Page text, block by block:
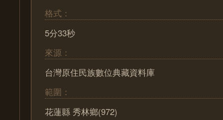
格式：
5分33秒
來源：
台灣原住民族數位典藏資料庫
範圍：
花蓮縣 秀林鄉(972)